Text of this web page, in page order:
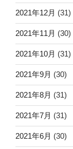
2021年12月 (31)
2021年11月 (30)
2021年10月 (31)
2021年9月 (30)
2021年8月 (31)
2021年7月 (31)
2021年6月 (30)